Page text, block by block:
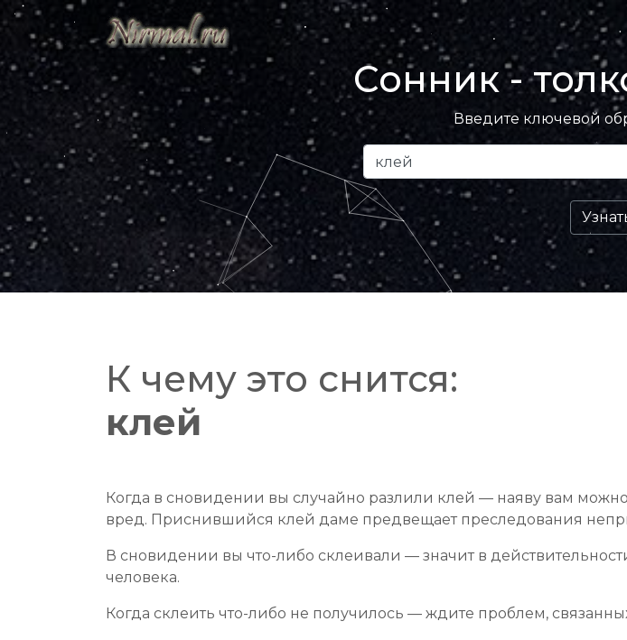
Сонник -
Введите ключевой
К чему это снится:
клей
Когда в сновидении вы случайно разлили клей — наяву вам
вред. Приснившийся клей даме предвещает преследования
В сновидении вы что-либо склеивали — значит в
человека.
Когда склеить что-либо не получилось — ждите проблем,